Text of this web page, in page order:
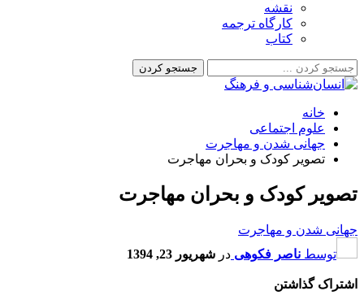
نقشه
کارگاه ترجمه
کتاب
خانه
علوم اجتماعی
جهانی شدن و مهاجرت
تصویر کودک و بحران مهاجرت
تصویر کودک و بحران مهاجرت
جهانی شدن و مهاجرت
توسط ناصر فکوهی در شهریور 23, 1394
اشتراک گذاشتن